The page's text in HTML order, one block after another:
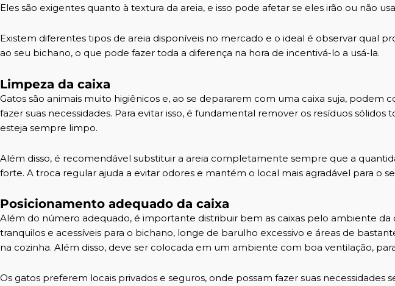
Eles são exigentes quanto à textura da areia, e isso pode afetar se eles irão ou não
Existem diferentes tipos de areia disponíveis no mercado e o ideal é observar qual
ao seu bichano, o que pode fazer toda a diferença na hora de incentivá-lo a usá-la.
Limpeza da caixa
Gatos são animais muito higiênicos e, ao se depararem com uma caixa suja, podem
fazer suas necessidades. Para evitar isso, é fundamental remover os resíduos sólidos
esteja sempre limpo.
Além disso, é recomendável substituir a areia completamente sempre que a
forte. A troca regular ajuda a evitar odores e mantém o local mais agradável para o
Posicionamento adequado da caixa
Além do número adequado, é importante distribuir bem as caixas pelo ambiente
tranquilos e acessíveis para o bichano, longe de barulho excessivo e áreas de
na cozinha. Além disso, deve ser colocada em um ambiente com boa ventilação,
Os gatos preferem locais privados e seguros, onde possam fazer suas necessidades